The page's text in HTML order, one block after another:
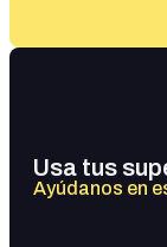
Usa tus
Ayúdanos en